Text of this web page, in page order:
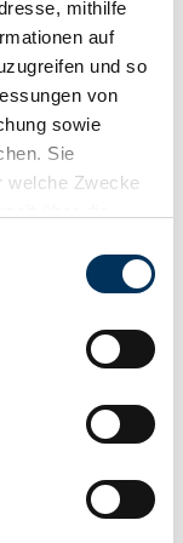
mithilfe
auf
und so
von
sowie
Sie
welche Zwecke
Lage
identifizieren
Daten